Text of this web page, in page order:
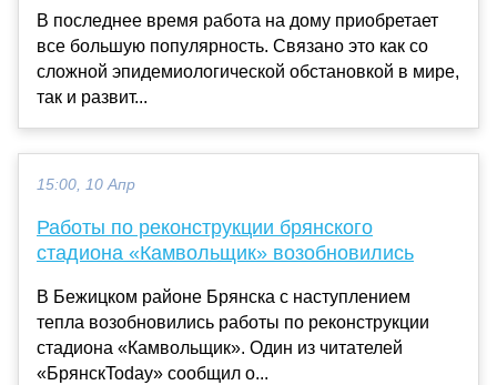
В последнее время работа на дому приобретает
все большую популярность. Связано это как со
сложной эпидемиологической обстановкой в мире,
так и развит...
15:00, 10 Апр
Работы по реконструкции брянского
стадиона «Камвольщик» возобновились
В Бежицком районе Брянска с наступлением
тепла возобновились работы по реконструкции
стадиона «Камвольщик». Один из читателей
«БрянскToday» сообщил о...